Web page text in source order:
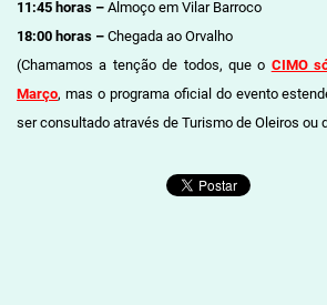
11:45 horas – Almoço em Vilar Barroco
18:00 horas – Chegada ao Orvalho
(Chamamos a tenção de todos, que o CIMO
Março, mas o programa oficial do evento
ser consultado através de Turismo de Oleiros ou